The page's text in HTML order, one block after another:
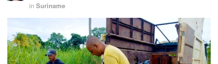
in Suriname